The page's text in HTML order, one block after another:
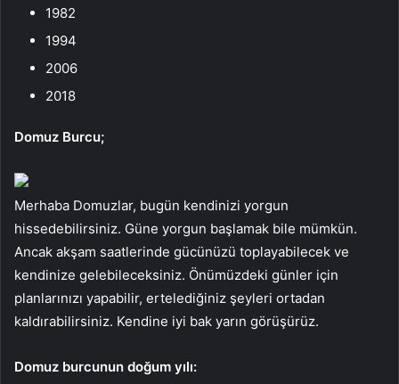
1982
1994
2006
2018
Domuz Burcu;
Merhaba Domuzlar, bugün kendinizi yorgun
hissedebilirsiniz. Güne yorgun başlamak bile mümkün.
Ancak akşam saatlerinde gücünüzü toplayabilecek ve
kendinize gelebileceksiniz. Önümüzdeki günler için
planlarınızı yapabilir, ertelediğiniz şeyleri ortadan
kaldırabilirsiniz. Kendine iyi bak yarın görüşürüz.
Domuz burcunun doğum yılı: